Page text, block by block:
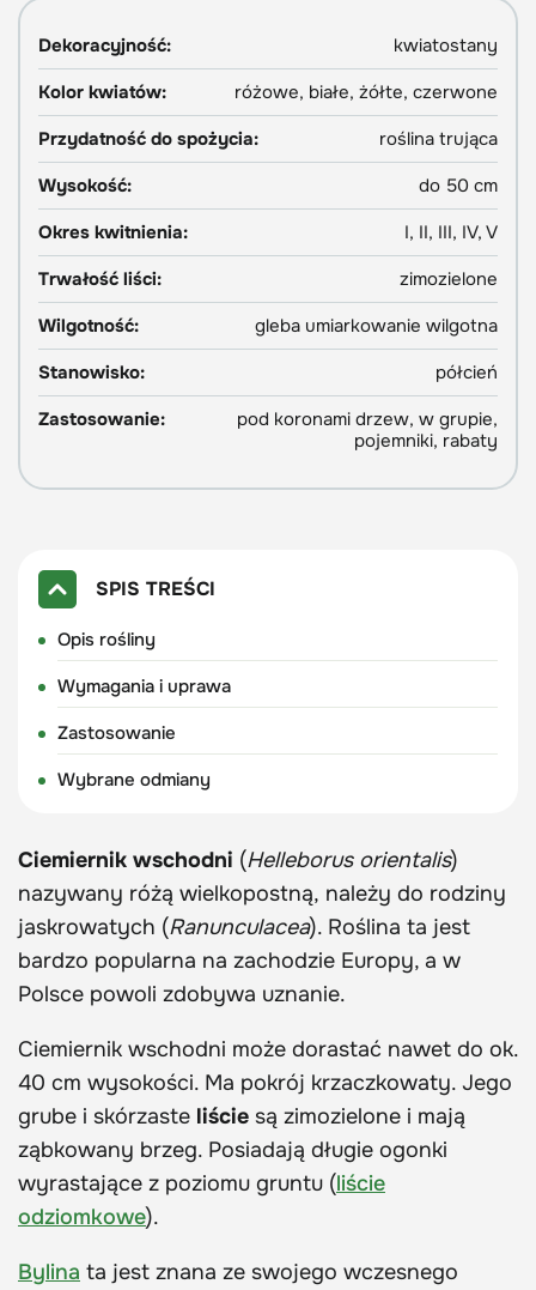
Dekoracyjność:
kwiatostany
Kolor kwiatów:
różowe, białe, żółte, czerwone
Przydatność do spożycia:
roślina trująca
Wysokość:
do 50 cm
Okres kwitnienia:
I, II, III, IV, V
Trwałość liści:
zimozielone
Wilgotność:
gleba umiarkowanie wilgotna
Stanowisko:
półcień
Zastosowanie:
pod koronami drzew, w grupie,
pojemniki, rabaty
SPIS TREŚCI
Opis rośliny
Wymagania i uprawa
Zastosowanie
Wybrane odmiany
Ciemiernik wschodni (Helleborus orientalis)
nazywany różą wielkopostną, należy do rodziny
jaskrowatych (Ranunculacea). Roślina ta jest
bardzo popularna na zachodzie Europy, a w
Polsce powoli zdobywa uznanie.
Ciemiernik wschodni może dorastać nawet do ok.
40 cm wysokości. Ma pokrój krzaczkowaty. Jego
grube i skórzaste liście są zimozielone i mają
ząbkowany brzeg. Posiadają długie ogonki
wyrastające z poziomu gruntu (liście
odziomkowe).
Bylina ta jest znana ze swojego wczesnego